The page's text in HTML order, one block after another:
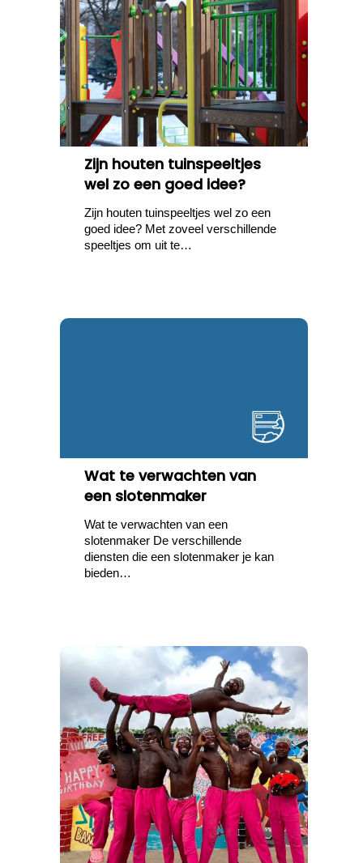
Zijn houten tuinspeeltjes
wel zo een goed idee?
Zijn houten tuinspeeltjes wel zo een
goed idee? Met zoveel verschillende
speeltjes om uit te…
Wat te verwachten van
een slotenmaker
Wat te verwachten van een
slotenmaker De verschillende
diensten die een slotenmaker je kan
bieden…